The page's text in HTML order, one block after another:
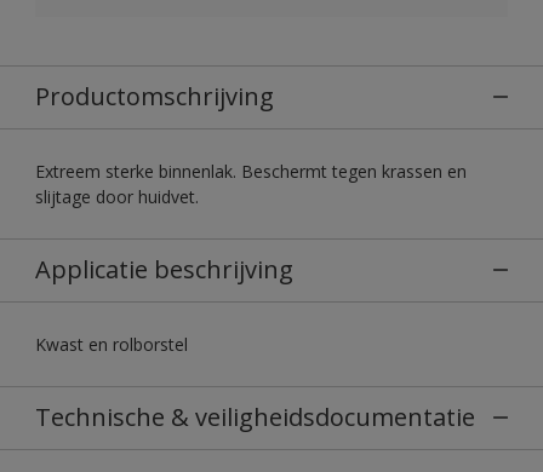
Productomschrijving
Extreem sterke binnenlak. Beschermt tegen krassen en
slijtage door huidvet.
Applicatie beschrijving
Kwast en rolborstel
Technische & veiligheidsdocumentatie